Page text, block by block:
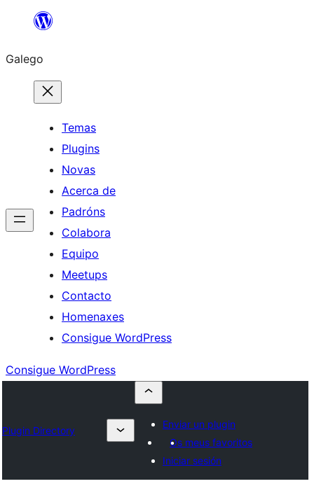
Saltar
contido
Galego
Temas
Plugins
Novas
Acerca de
Padróns
Colabora
Equipo
Meetups
Contacto
Homenaxes
Consigue WordPress
Consigue WordPress
Plugin Directory
Enviar un plugin
Os meus favoritos
Iniciar sesión